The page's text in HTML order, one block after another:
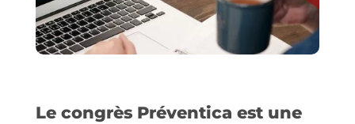
Le congrès Préventica est une